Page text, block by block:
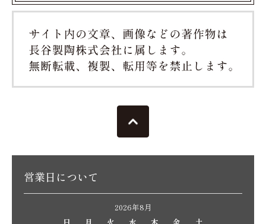
営業日について
2026年8月